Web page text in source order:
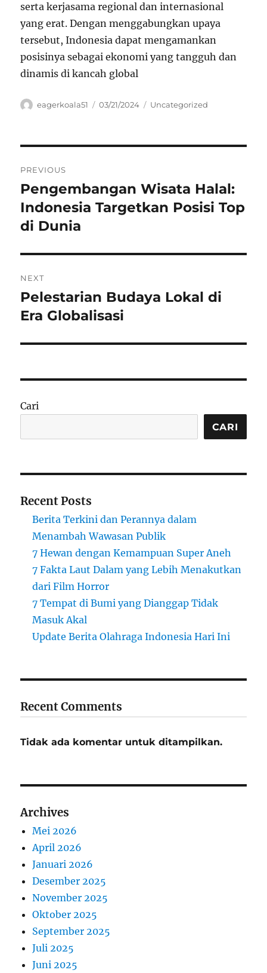
serta kerjasama regional dan internasional
yang erat. Dengan menggabungkan upaya
tersebut, Indonesia dapat mengamankan
posisinya sebagai ekonomi yang tangguh dan
dinamis di kancah global
Author
eagerkoala51
Posted
03/21/2024 Categories
Uncategorized
pos
PREVIOUS
Previous
post:
Pengembangan Wisata Halal:
Indonesia Targetkan Posisi Top
di Dunia
NEXT
Next
post:
Pelestarian Budaya Lokal di
Era Globalisasi
Cari
CARI
Recent Posts
Berita Terkini dan Perannya dalam
Menambah Wawasan Publik
7 Hewan dengan Kemampuan Super Aneh
7 Fakta Laut Dalam yang Lebih Menakutkan
dari Film Horror
7 Tempat di Bumi yang Dianggap Tidak
Masuk Akal
Update Berita Olahraga Indonesia Hari Ini
Recent Comments
Tidak ada komentar untuk ditampilkan.
Archives
Mei 2026
April 2026
Januari 2026
Desember 2025
November 2025
Oktober 2025
September 2025
Juli 2025
Juni 2025